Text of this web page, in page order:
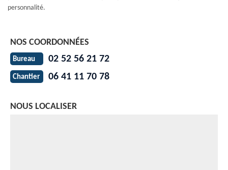
personnalité.
NOS COORDONNÉES
Bureau 02 52 56 21 72
Chantier 06 41 11 70 78
NOUS LOCALISER